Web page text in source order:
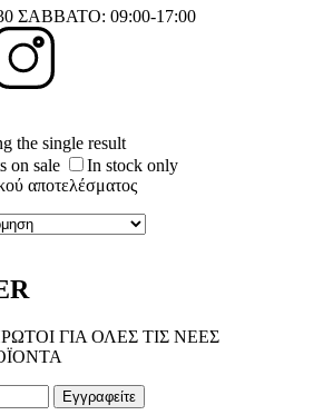
ΣΑΒΒΑΤΟ: 09:00-17:00
the single result
on sale
In stock only
αποτελέσματος
ΓΙΑ ΟΛΕΣ ΤΙΣ ΝΕΕΣ